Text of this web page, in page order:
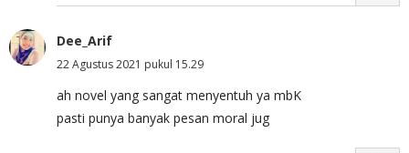
Dee_Arif
22 Agustus 2021 pukul 15.29
ah novel yang sangat menyentuh ya mbK
pasti punya banyak pesan moral jug